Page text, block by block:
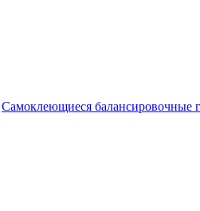
Самоклеющиеся балансировочные